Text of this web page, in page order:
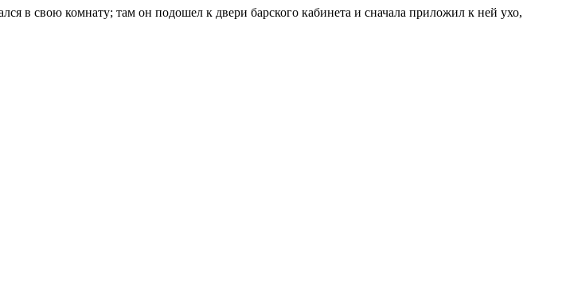
в свою комнату; там он подошел к двери барского кабинета и сначала приложил к ней ухо,